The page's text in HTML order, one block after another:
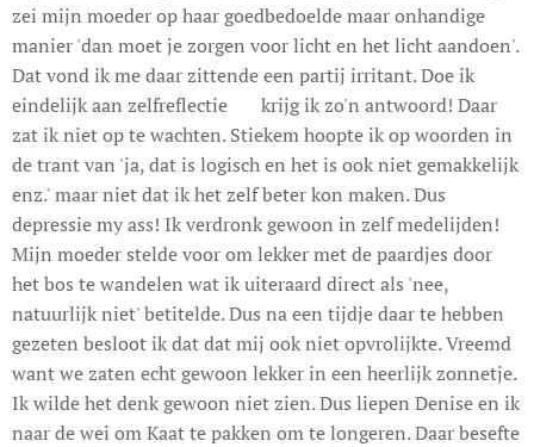
zei mijn moeder op haar goedbedoelde maar onhandige
manier 'dan moet je zorgen voor licht en het licht aandoen'.
Dat vond ik me daar zittende een partij irritant. Doe ik
eindelijk aan zelfreflectie 😊 krijg ik zo'n antwoord! Daar
zat ik niet op te wachten. Stiekem hoopte ik op woorden in
de trant van 'ja, dat is logisch en het is ook niet gemakkelijk
enz.' maar niet dat ik het zelf beter kon maken. Dus
depressie my ass! Ik verdronk gewoon in zelf medelijden!
Mijn moeder stelde voor om lekker met de paardjes door
het bos te wandelen wat ik uiteraard direct als 'nee,
natuurlijk niet' betitelde. Dus na een tijdje daar te hebben
gezeten besloot ik dat dat mij ook niet opvrolijkte. Vreemd
want we zaten echt gewoon lekker in een heerlijk zonnetje.
Ik wilde het denk gewoon niet zien. Dus liepen Denise en ik
naar de wei om Kaat te pakken om te longeren. Daar besefte